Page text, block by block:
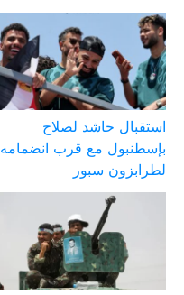
استقبال حاشد لصلاح
بإسطنبول مع قرب انضمامه
لطرابزون سبور